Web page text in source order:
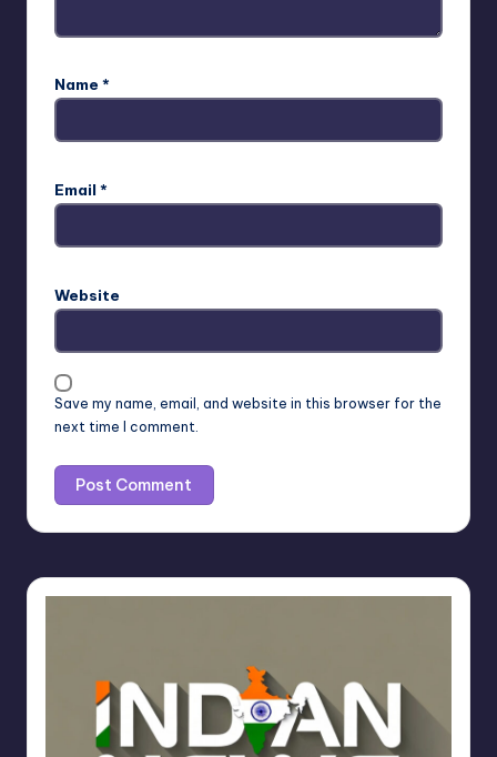
Name *
Email *
Website
Save my name, email, and website in this browser for the
next time I comment.